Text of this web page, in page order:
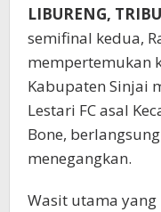
LIBURENG,
semifinal kedua,
mempertemukan
Kabupaten Sinjai
Lestari FC asal
Bone,
menegangkan.
Wasit utama